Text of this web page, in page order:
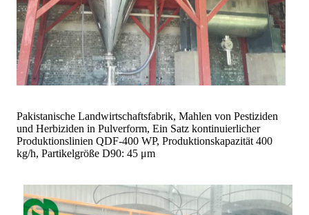
Pakistanische Landwirtschaftsfabrik, Mahlen von Pestiziden
und Herbiziden in Pulverform, Ein Satz kontinuierlicher
Produktionslinien QDF-400 WP, Produktionskapazität 400
kg/h, Partikelgröße D90: 45 μm